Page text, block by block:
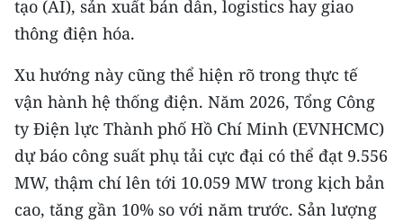
Media Kinh tế
Media Xã hội
Media Pháp luật
Media Du lịch
Media Thế giới
tạo (AI), sản xuất bán dẫn, logistics hay giao
thông điện hóa.
Xu hướng này cũng thể hiện rõ trong thực tế
vận hành hệ thống điện. Năm 2026, Tổng Công
ty Điện lực Thành phố Hồ Chí Minh (EVNHCMC)
dự báo công suất phụ tải cực đại có thể đạt 9.556
MW, thậm chí lên tới 10.059 MW trong kịch bản
cao, tăng gần 10% so với năm trước. Sản lượng